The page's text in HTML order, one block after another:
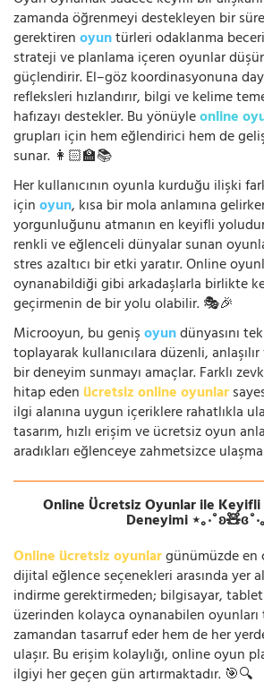
zamanda öğrenmeyi destekleyen bir
gerektirenoyuntürleri odaklanma
strateji ve planlama içeren oyunlar
güçlendirir. El–göz koordinasyonuna
refleksleri hızlandırır, bilgi ve kelime
hafızayı destekler. Bu yönüyleonline
grupları için hem eğlendirici hem de
sunar. 👩🏻‍🏫📚
Her kullanıcının oyunla kurduğu ilişki
içinoyun, kısa bir mola anlamına
yorgunluğunu atmanın en keyifli
renkli ve eğlenceli dünyalar sunan
stres azaltıcı bir etki yaratır. Online
oynanabildiği gibi arkadaşlarla birlikte
geçirmenin de bir yolu olabilir. 🎭🎉
Microoyun, bu genişoyundünyasını
toplayarak kullanıcılara düzenli,
bir deneyim sunmayı amaçlar. Farklı
hitap eden ücretsiz online oyunlar
ilgi alanına uygun içeriklere rahatlıkla
tasarım, hızlı erişim ve ücretsiz oyun
aradıkları eğlenceye zahmetsizce
Online Ücretsiz Oyunlar ile
Deneyimi ⋆｡
Online ücretsiz oyunlargünümüzde
dijital eğlence seçenekleri arasında yer
indirme gerektirmeden; bilgisayar,
üzerinden kolayca oynanabilen
zamandan tasarruf eder hem de her
ulaşır. Bu erişim kolaylığı, online oyun
ilgiyi her geçen gün artırmaktadır. 🎯🔍